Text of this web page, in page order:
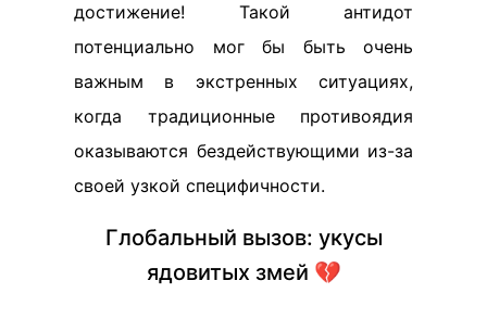
достижение! Такой антидот
потенциально мог бы быть очень
важным в экстренных ситуациях,
когда традиционные противоядия
оказываются бездействующими из-за
своей узкой специфичности.
Глобальный вызов: укусы
ядовитых змей 💔